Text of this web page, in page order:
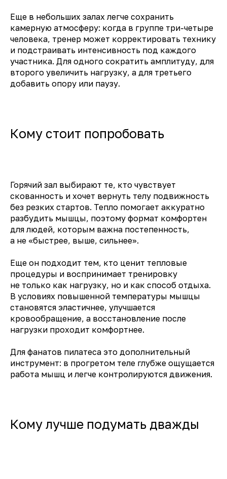
Еще в небольших залах легче сохранить
камерную атмосферу: когда в группе три-четыре
человека, тренер может корректировать технику
и подстраивать интенсивность под каждого
участника. Для одного сократить амплитуду, для
второго увеличить нагрузку, а для третьего
добавить опору или паузу.
Кому стоит попробовать
Горячий зал выбирают те, кто чувствует
скованность и хочет вернуть телу подвижность
без резких стартов. Тепло помогает аккуратно
разбудить мышцы, поэтому формат комфортен
для людей, которым важна постепенность,
а не «быстрее, выше, сильнее».
Еще он подходит тем, кто ценит тепловые
процедуры и воспринимает тренировку
не только как нагрузку, но и как способ отдыха.
В условиях повышенной температуры мышцы
становятся эластичнее, улучшается
кровообращение, а восстановление после
нагрузки проходит комфортнее.
Для фанатов пилатеса это дополнительный
инструмент: в прогретом теле глубже ощущается
работа мышц и легче контролируются движения.
Кому лучше подумать дважды
заболеваниях, нестабильном давлении,
острых воспалительных процессах,
в период обострения хронических
состояний. В этих случаях важно
проконсультироваться с врачом.
Безопасность зависит и от самого
пространства: вентиляция, фильтрация
и подготовленными тренерами нагрузка
дозируется и адаптируется под
уделено особое внимание.
Дополнительно оздоровительный
эффект создает соляная стена в зале,
которая напитывает теплый воздух
парами соли: они активизируют
иммунитет и мягко очищают кожу.
В конце тренировки включается
который помогает мягко
восстановиться.